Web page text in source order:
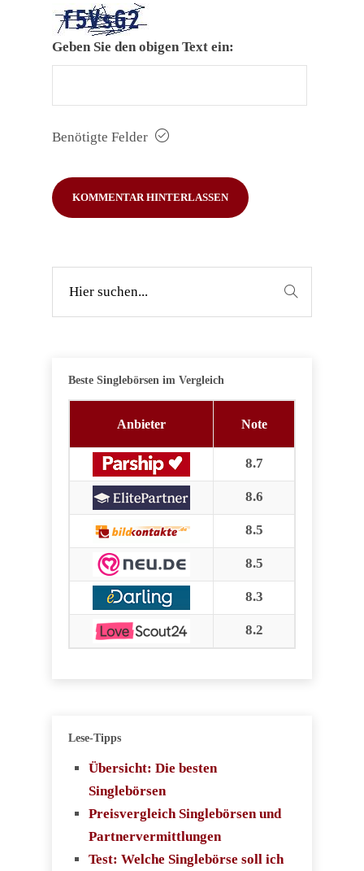
Geben Sie den obigen Text ein:
Benötigte Felder
Beste Singlebörsen im Vergleich
Anbieter Note
8.7
8.6
8.5
8.5
8.3
8.2
Lese-Tipps
Übersicht: Die besten
Singlebörsen
Preisvergleich Singlebörsen und
Partnervermittlungen
Test: Welche Singlebörse soll ich